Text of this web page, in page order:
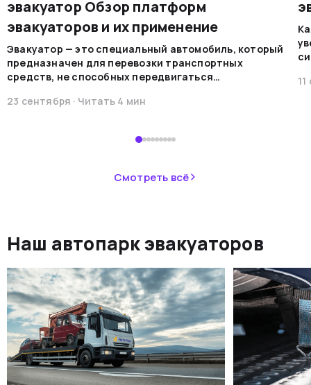
эвакуатор Обзор платформ
эвакуаторов и их применение
Эвакуатор — это специальный автомобиль, который
предназначен для перевозки транспортных
средств, не способных передвигаться
машины обеспечивают безопасную
23 сентября · Читать 4 мин
Смотреть всё
Наш автопарк эвакуаторов